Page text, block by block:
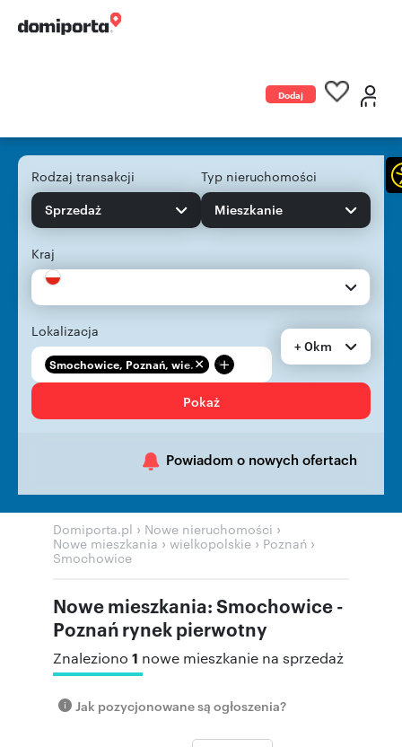
Dodaj
Rodzaj transakcji
Sprzedaż
Typ nieruchomości
Mieszkanie
Kraj
Lokalizacja
Smochowice, Poznań, wie... +
+ 0km
Pokaż
Powiadom o nowych ofertach
Domiporta.pl › Nowe nieruchomości ›
Nowe mieszkania › wielkopolskie › Poznań ›
Smochowice
Nowe mieszkania: Smochowice -
Poznań rynek pierwotny
Znaleziono 1 nowe mieszkanie na sprzedaż
Jak pozycjonowane są ogłoszenia?